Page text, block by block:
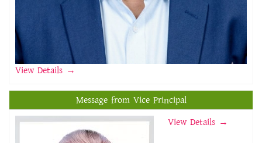
View Details →
Message from Vice Principal
View Details →